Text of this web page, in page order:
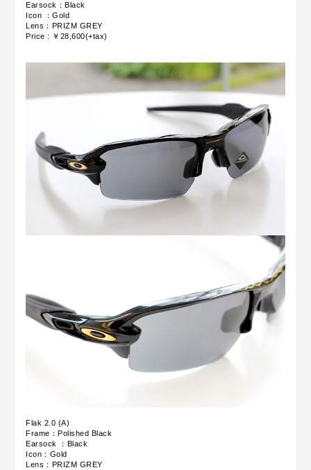
Earsock：Black
Icon ：Gold
Lens：PRIZM GREY
Price : ￥28,600(+tax)
Flak 2.0 (A)
Frame：Polished Black
Earsock ：Black
Icon：Gold
Lens：PRIZM GREY